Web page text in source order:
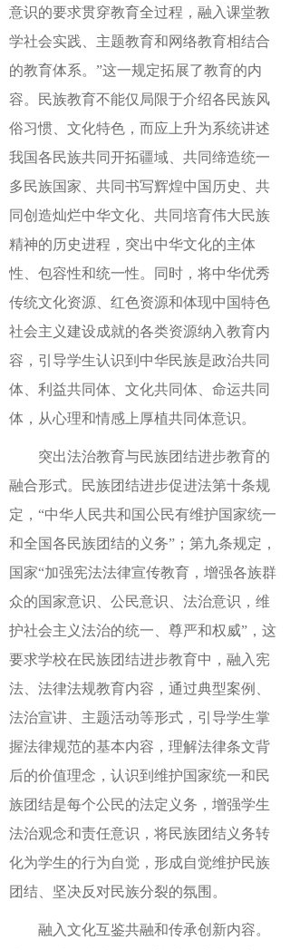
意识的要求贯穿教育全过程，融入课堂教
学社会实践、主题教育和网络教育相结合
的教育体系。”这一规定拓展了教育的内
容。民族教育不能仅局限于介绍各民族风
俗习惯、文化特色，而应上升为系统讲述
我国各民族共同开拓疆域、共同缔造统一
多民族国家、共同书写辉煌中国历史、共
同创造灿烂中华文化、共同培育伟大民族
精神的历史进程，突出中华文化的主体
性、包容性和统一性。同时，将中华优秀
传统文化资源、红色资源和体现中国特色
社会主义建设成就的各类资源纳入教育内
容，引导学生认识到中华民族是政治共同
体、利益共同体、文化共同体、命运共同
体，从心理和情感上厚植共同体意识。
突出法治教育与民族团结进步教育的
融合形式。民族团结进步促进法第十条规
定，“中华人民共和国公民有维护国家统一
和全国各民族团结的义务”；第九条规定，
国家“加强宪法法律宣传教育，增强各族群
众的国家意识、公民意识、法治意识，维
护社会主义法治的统一、尊严和权威”，这
要求学校在民族团结进步教育中，融入宪
法、法律法规教育内容，通过典型案例、
法治宣讲、主题活动等形式，引导学生掌
握法律规范的基本内容，理解法律条文背
后的价值理念，认识到维护国家统一和民
族团结是每个公民的法定义务，增强学生
法治观念和责任意识，将民族团结义务转
化为学生的行为自觉，形成自觉维护民族
团结、坚决反对民族分裂的氛围。
融入文化互鉴共融和传承创新内容。